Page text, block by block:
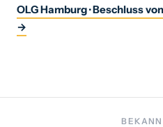
OLG Hamburg · Beschluss
→